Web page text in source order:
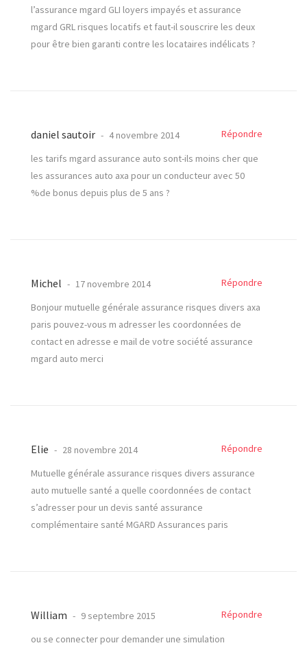
l’assurance mgard GLI loyers impayés et assurance
mgard GRL risques locatifs et faut-il souscrire les deux
pour être bien garanti contre les locataires indélicats ?
daniel sautoir 4 novembre 2014
Répondre
les tarifs mgard assurance auto sont-ils moins cher que
les assurances auto axa pour un conducteur avec 50
%de bonus depuis plus de 5 ans ?
Michel 17 novembre 2014
Répondre
Bonjour mutuelle générale assurance risques divers axa
paris pouvez-vous m adresser les coordonnées de
contact en adresse e mail de votre société assurance
mgard auto merci
Elie 28 novembre 2014
Répondre
Mutuelle générale assurance risques divers assurance
auto mutuelle santé a quelle coordonnées de contact
s’adresser pour un devis santé assurance
complémentaire santé MGARD Assurances paris
William 9 septembre 2015
Répondre
ou se connecter pour demander une simulation